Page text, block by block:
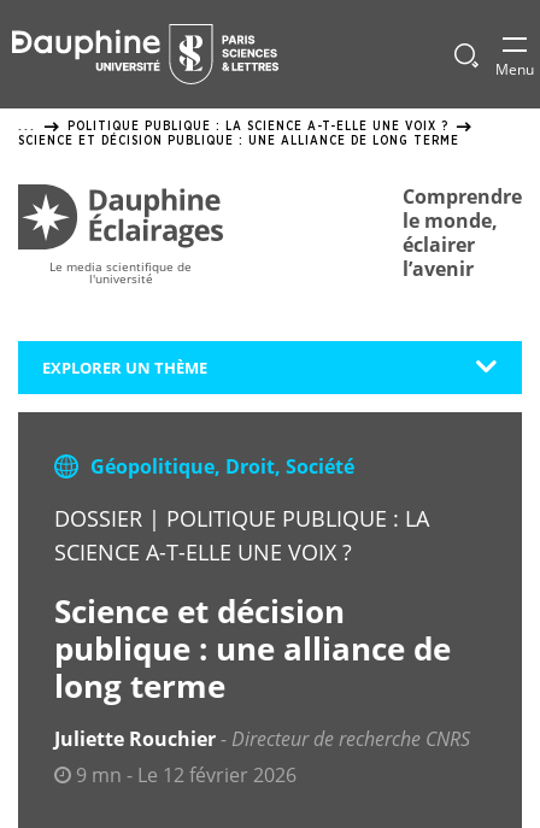
de
des
Afficher
de
Menu
...
POLITIQUE PUBLIQUE : LA SCIENCE A-T-ELLE UNE VOIX ?
SCIENCE ET DÉCISION PUBLIQUE : UNE ALLIANCE DE LONG TERME
Le media scientifique de
l'université
Comprendre
le monde,
éclairer
l’avenir
EXPLORER UN THÈME
Géopolitique, Droit, Société
DOSSIER | POLITIQUE PUBLIQUE : LA
SCIENCE A-T-ELLE UNE VOIX ?
Science et décision
publique : une alliance de
long terme
Juliette Rouchier
Directeur de recherche CNRS
9 mn - Le 12 février 2026